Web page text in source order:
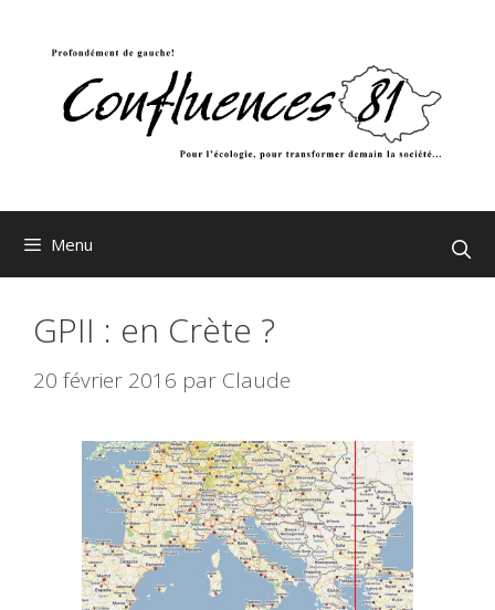
Menu
GPII : en Crète ?
20 février 2016 par Claude